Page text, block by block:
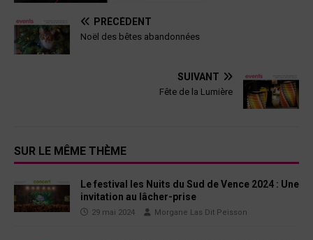
PRÉCÉDENT
Noël des bêtes abandonnées
SUIVANT
Fête de la Lumière
SUR LE MÊME THÈME
Le festival les Nuits du Sud de Vence 2024 : Une
invitation au lâcher-prise
29 mai 2024 Morgane Las Dit Peisson